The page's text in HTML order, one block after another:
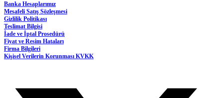
Banka Hesaplarımız
Mesafeli Satış Sözleşmesi
Gizlilik Politikası
Teslimat Bilgisi
İade ve İptal Prosedürü
Fiyat ve Resim Hataları
Firma Bilgileri
Kişisel Verilerin Korunması KVKK